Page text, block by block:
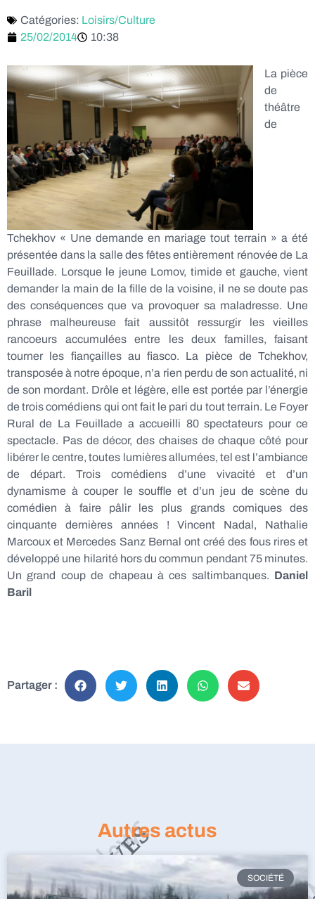
Catégories: Loisirs/Culture
25/02/2014
10:38
La pièce
de
théâtre
de
Tchekhov « Une demande en mariage tout terrain » a été
présentée dans la salle des fêtes entièrement rénovée de La
Feuillade. Lorsque le jeune Lomov, timide et gauche, vient
demander la main de la fille de la voisine, il ne se doute pas
des conséquences que va provoquer sa maladresse. Une
phrase malheureuse fait aussitôt ressurgir les vieilles
rancoeurs accumulées entre les deux familles, faisant
tourner les fiançailles au fiasco. La pièce de Tchekhov,
transposée à notre époque, n’a rien perdu de son actualité, ni
de son mordant. Drôle et légère, elle est portée par l’énergie
de trois comédiens qui ont fait le pari du tout terrain. Le Foyer
Rural de La Feuillade a accueilli 80 spectateurs pour ce
spectacle. Pas de décor, des chaises de chaque côté pour
libérer le centre, toutes lumières allumées, tel est l’ambiance
de départ. Trois comédiens d’une vivacité et d’un
dynamisme à couper le souffle et d’un jeu de scène du
comédien à faire pâlir les plus grands comiques des
cinquante dernières années ! Vincent Nadal, Nathalie
Marcoux et Mercedes Sanz Bernal ont créé des fous rires et
développé une hilarité hors du commun pendant 75 minutes.
Un grand coup de chapeau à ces saltimbanques. Daniel
Baril
Partager :
Autres actus
SOCIÉTÉ